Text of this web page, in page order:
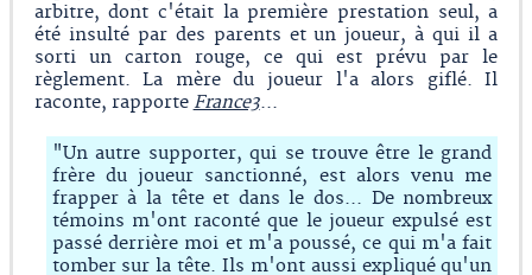
arbitre, dont c'était la première prestation seul, a
été insulté par des parents et un joueur, à qui il a
sorti un carton rouge, ce qui est prévu par le
règlement. La mère du joueur l'a alors giflé. Il
raconte, rapporte France3...
"Un autre supporter, qui se trouve être le grand
frère du joueur sanctionné, est alors venu me
frapper à la tête et dans le dos... De nombreux
témoins m'ont raconté que le joueur expulsé est
passé derrière moi et m'a poussé, ce qui m'a fait
tomber sur la tête. Ils m'ont aussi expliqué qu'un